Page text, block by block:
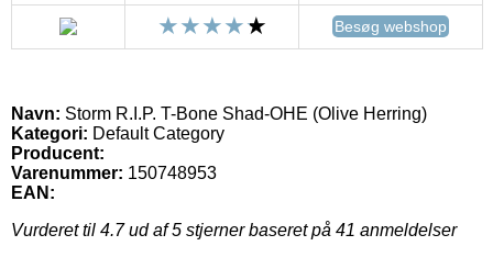
Besøg webshop
Navn: Storm R.I.P. T-Bone Shad-OHE (Olive Herring)
Kategori: Default Category
Producent:
Varenummer: 150748953
EAN:
Vurderet til 4.7ud af 5 stjerner baseret på 41 anmeldelser